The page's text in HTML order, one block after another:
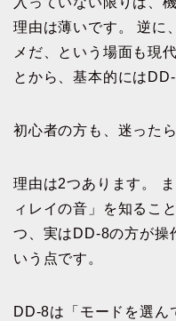
理由は薄いです。 逆に
メだ、という場面も現
とから、基本的には
初心者の方も、迷った
理由は2つあります。
ィレイの音」を知るこ
つ、実はDD-8の方が操
いう点です。
DD-8は「モードを選ん